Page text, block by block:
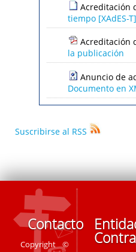
Acreditación
tiempo [XAdES-T]
Acreditación
la publicación
Anuncio de
Documento en
Suscribirse al RSS
Contacto
Copyright ©
Entidades